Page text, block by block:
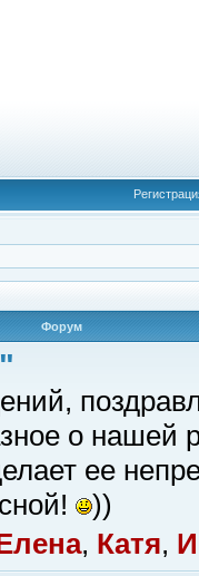
Форум
о нашей
ее
))
, Катя,